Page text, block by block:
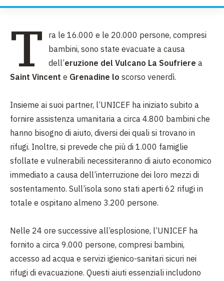
T
ra le 16.000 e le 20.000 persone, compresi
bambini, sono state evacuate a causa
dell’eruzione del Vulcano La Soufriere a
Saint Vincent e Grenadine lo scorso venerdì.
Insieme ai suoi partner, l’UNICEF ha iniziato subito a
fornire assistenza umanitaria a circa 4.800 bambini che
hanno bisogno di aiuto, diversi dei quali si trovano in
rifugi. Inoltre, si prevede che più di 1.000 famiglie
sfollate e vulnerabili necessiteranno di aiuto economico
immediato a causa dell’interruzione dei loro mezzi di
sostentamento. Sull’isola sono stati aperti 62 rifugi in
totale e ospitano almeno 3.200 persone.
Nelle 24 ore successive all’esplosione, l’UNICEF ha
fornito a circa 9.000 persone, compresi bambini,
accesso ad acqua e servizi igienico-sanitari sicuri nei
rifugi di evacuazione. Questi aiuti essenziali includono